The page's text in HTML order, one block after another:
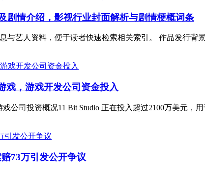
剧情介绍，影视行业封面解析与剧情梗概词条
与艺人资料，便于读者快速检索相关索引。 作品发行背
戏，游戏开发公司资金投入
公司投资概况11 Bit Studio 正在投入超过2100万美元，
73万引发公开争议